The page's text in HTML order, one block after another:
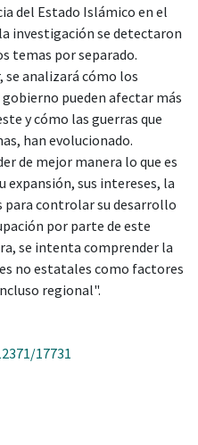
del Estado Islámico en el
investigación se detectaron
temas por separado.
analizará cómo los
pueden afectar más
y cómo las guerras que
han evolucionado.
de mejor manera lo que es
expansión, sus intereses, la
para controlar su desarrollo
por parte de este
se intenta comprender la
no estatales como factores
regional".
17731